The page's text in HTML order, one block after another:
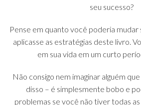
seu sucesso?
Pense em quanto você poderia mudar
aplicasse as estratégias deste livro.
em sua vida em um curto
Não consigo nem imaginar alguém
disso – é simplesmente bobo e
problemas se você não tiver todas